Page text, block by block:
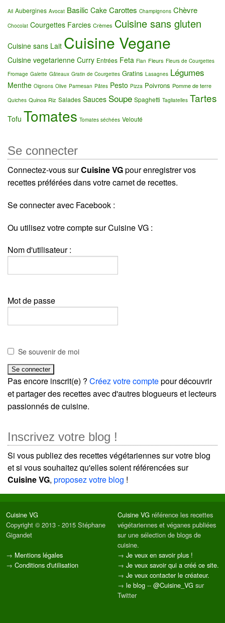
Ail Aubergines Avocat Basilic Cake Carottes Champignons Chèvre
Chocolat Courgettes Farcies Crèmes Cuisine sans gluten
Cuisine sans Lait Cuisine Vegane
Cuisine vegetarienne Curry Entrées Feta Flan Fleurs Fleurs de Courgettes
Fromage Galette Gâteaux Gratin de Courgettes Gratins Lasagnes Légumes
Menthe Oignons Olive Parmesan Pâtes Pesto Pizza Poivrons Pomme de terre
Quiches Quinoa Riz Salades Sauces Soupe Spaghetti Tagliatelles Tartes
Tofu Tomates Tomates séchées Velouté
Se connecter
Connectez-vous surCuisine VGpour enregistrer vos
recettes préférées dans votre carnet de recettes.
Se connecter avec Facebook :
Ou utilisez votre compte sur Cuisine VG :
Nom d'utilisateur :
Mot de passe
Se souvenir de moi
Pas encore inscrit(e) ? Créez votre comptepour découvrir
et partager des recettes avec d'autres blogueurs et lecteurs
passionnés de cuisine.
Inscrivez votre blog !
Si vous publiez des recettes végétariennes sur votre blog
et si vous souhaitez qu'elles soient référencées sur
Cuisine VG, proposez votre blog !
Cuisine VG
Copyright © 2013 - 2015 Stéphane
Gigandet
→ Mentions légales
→ Conditions d'utilisation
Cuisine VG référence les recettes
végétariennes et véganes publiées
sur une sélection de blogs de
cuisine.
→ Je veux en savoir plus !
→ Je veux savoir qui a créé ce site.
→ Je veux contacter le créateur.
→ le blog -- @Cuisine_VG sur
Twitter